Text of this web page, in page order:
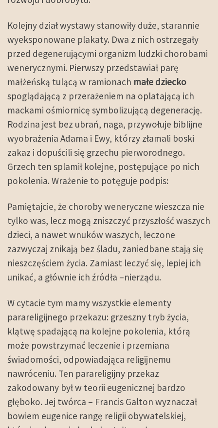
Kolejny dział wystawy stanowiły duże, starannie
wyeksponowane plakaty. Dwa z nich ostrzegały
przed degenerującymi organizm ludzki chorobami
wenerycznymi. Pierwszy przedstawiał parę
małżeńską tulącą w ramionach małe dziecko
spoglądającą z przerażeniem na oplatającą ich
mackami ośmiornicę symbolizującą degenerację.
Rodzina jest bez ubrań, naga, przywołuje biblijne
wyobrażenia Adama i Ewy, którzy złamali boski
zakaz i dopuścili się grzechu pierworodnego.
Grzech ten splamił kolejne, postępujące po nich
pokolenia. Wrażenie to potęguje podpis:
Pamiętajcie, że choroby weneryczne wieszcza nie
tylko was, lecz mogą zniszczyć przyszłość waszych
dzieci, a nawet wnuków waszych, leczone
zazwyczaj znikają bez śladu, zaniedbane stają się
nieszczęściem życia. Zamiast leczyć się, lepiej ich
unikać, a głównie ich źródła –nierządu.
W cytacie tym mamy wszystkie elementy
parareligijnego przekazu: grzeszny tryb życia,
klątwę spadającą na kolejne pokolenia, którą
może powstrzymać leczenie i przemiana
świadomości, odpowiadająca religijnemu
nawróceniu. Ten parareligijny przekaz
zakodowany był w teorii eugenicznej bardzo
głęboko. Jej twórca – Francis Galton wyznaczał
bowiem eugenice rangę religii obywatelskiej,